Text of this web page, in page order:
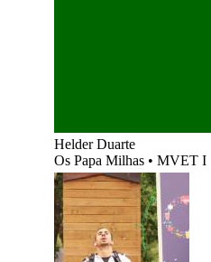
Helder Duarte
Os Papa Milhas • MVET I